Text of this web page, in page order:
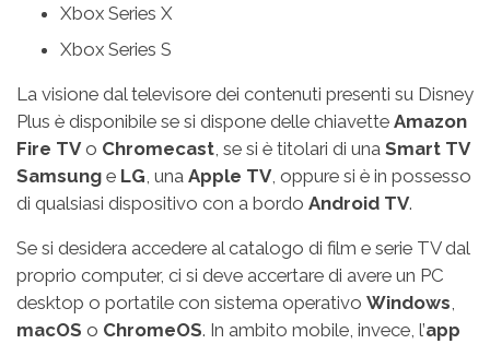
Xbox Series X
Xbox Series S
La visione dal televisore dei contenuti presenti su Disney
Plus è disponibile se si dispone delle chiavette Amazon
Fire TVo Chromecast , se si è titolari di una Smart TV
Samsung e LG , una Apple TV, oppure si è in possesso
di qualsiasi dispositivo con a bordo Android TV.
Se si desidera accedere al catalogo di film e serie TV dal
proprio computer, ci si deve accertare di avere un PC
desktop o portatile con sistema operativo Windows
macOS o ChromeOS. In ambito mobile, invece, l’app